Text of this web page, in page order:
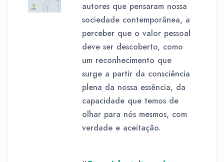
autores que pensaram nossa
sociedade contemporânea, a
perceber que o valor pessoal
deve ser descoberto, como
um reconhecimento que
surge a partir da consciência
plena da nossa essência, da
capacidade que temos de
olhar para nós mesmos, com
verdade e aceitação.